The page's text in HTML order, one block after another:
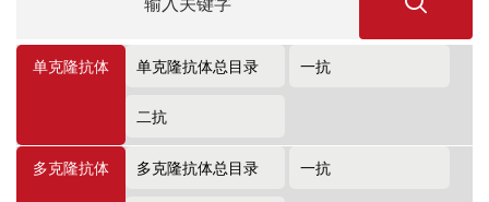
单克隆抗体 单克隆抗体总目录 一抗
二抗
多克隆抗体 多克隆抗体总目录 一抗